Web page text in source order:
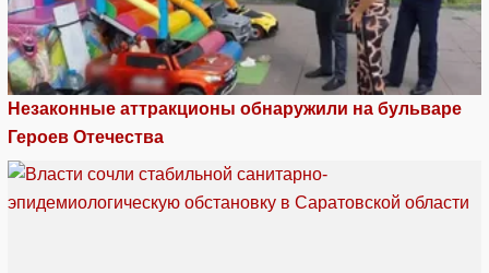
Незаконные аттракционы обнаружили на бульваре
Героев Отечества